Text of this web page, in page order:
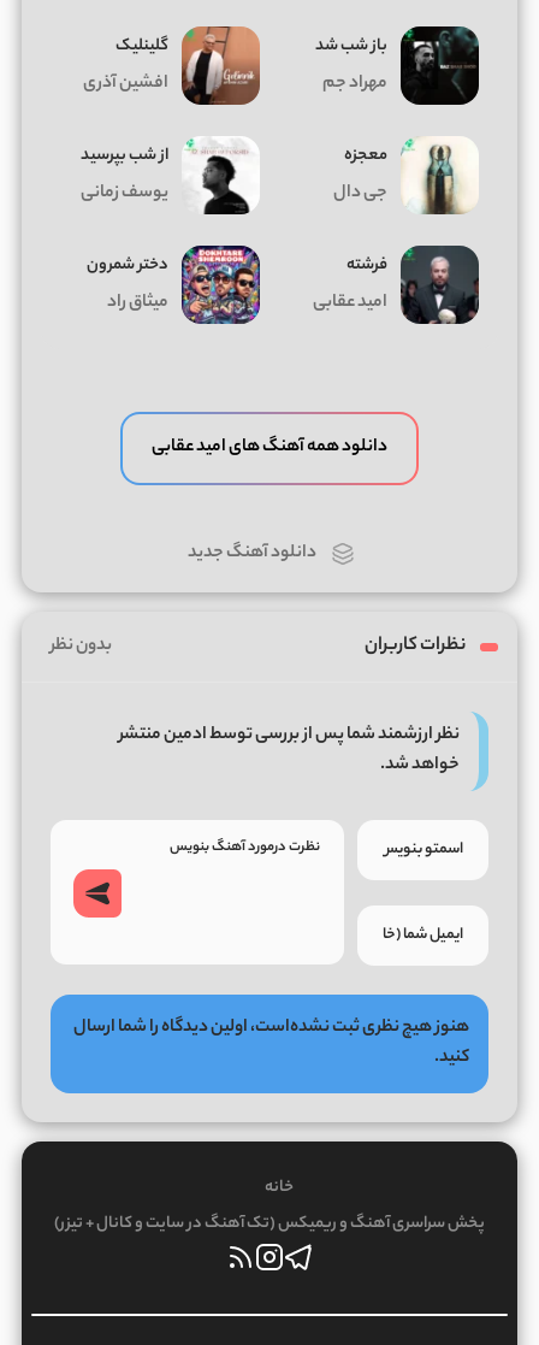
باز شب شد
مهراد جم
گلینلیک
افشین آذری
معجزه
جی دال
از شب بپرسید
یوسف زمانی
فرشته
امید عقابی
دختر شمرون
میثاق راد
دانلود همه آهنگ های امید عقابی
دانلود آهنگ جدید
نظرات کاربران بدون نظر
نظر ارزشمند شما پس از بررسی توسط ادمین منتشر
خواهد شد.
هنوز هیچ نظری ثبت نشده‌است، اولین دیدگاه را شما ارسال
کنید.
خانه
پخش سراسری آهنگ و ریمیکس (تک آهنگ در سایت و کانال + تیزر)